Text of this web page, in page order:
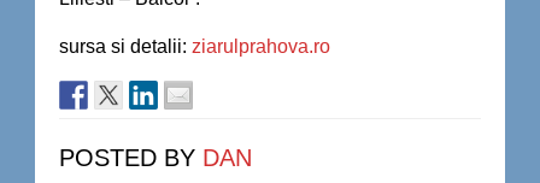
sursa si detalii: ziarulprahova.ro
POSTED BY DAN